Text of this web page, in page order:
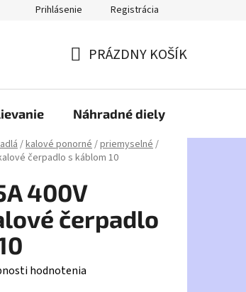
Prihlásenie Registrácia
KOŠÍK
PRÁZDNY KOŠÍK
Náhradné diely
/kalové ponorné/priemyselné/
čerpadlo s káblom 10
400V
čerpadlo
hodnotenia